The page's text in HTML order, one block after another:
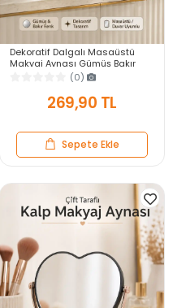
Dekoratif Dalgalı Masaüstü
Makyaj Aynası Gümüş Bakır
Çerçeveli Modern Yakın Duvar
(0)
269,90 TL
Sepete Ekle